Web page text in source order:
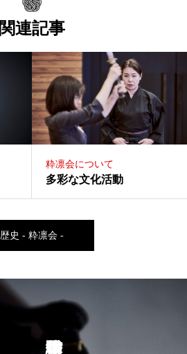
関連記事
粋凛会について
多彩な文化活動
歴史 - 粋凛会 -